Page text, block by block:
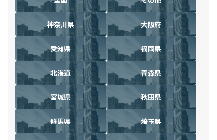
神奈川県 大阪府
愛知県 福岡県
北海道 青森県
宮城県 秋田県
群馬県 埼玉県